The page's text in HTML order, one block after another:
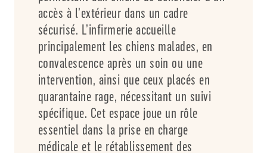
accès à l’extérieur dans un cadre
sécurisé. L’infirmerie accueille
principalement les chiens malades, en
convalescence après un soin ou une
intervention, ainsi que ceux placés en
quarantaine rage, nécessitant un suivi
spécifique. Cet espace joue un rôle
essentiel dans la prise en charge
médicale et le rétablissement des